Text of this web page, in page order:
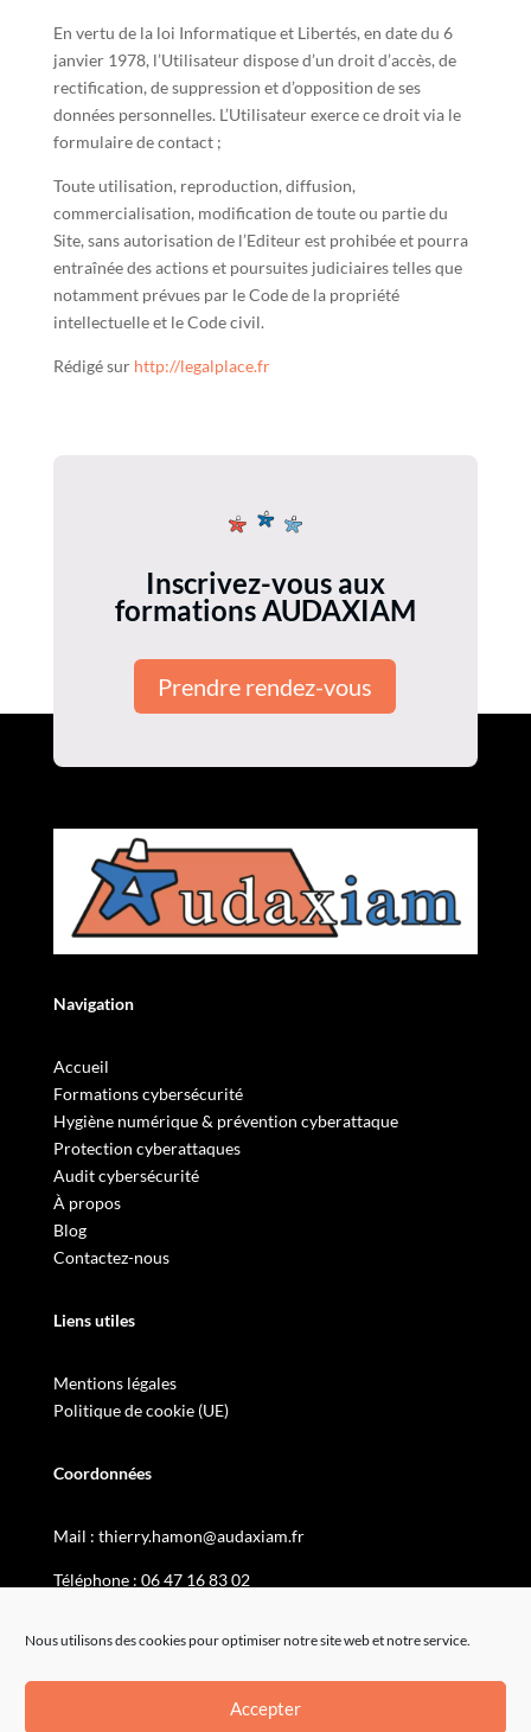
Nous utilisons des cookies pour optimiser notre site web et notre service.
Accepter
En vertu de la loi Informatique et Libertés, en date du 6
janvier 1978, l’Utilisateur dispose d’un droit d’accès, de
rectification, de suppression et d’opposition de ses
données personnelles. L’Utilisateur exerce ce droit via le
formulaire de contact ;
Toute utilisation, reproduction, diffusion,
commercialisation, modification de toute ou partie du
Site, sans autorisation de l’Editeur est prohibée et pourra
entraînée des actions et poursuites judiciaires telles que
notamment prévues par le Code de la propriété
intellectuelle et le Code civil.
Rédigé sur http://legalplace.fr
Inscrivez-vous aux
formations AUDAXIAM
Prendre rendez-vous
Navigation
Accueil
Formations cybersécurité
Hygiène numérique & prévention cyberattaque
Protection cyberattaques
Audit cybersécurité
À propos
Blog
Contactez-nous
Liens utiles
Mentions légales
Politique de cookie (UE)
Coordonnées
Mail : thierry.hamon@audaxiam.fr
Téléphone : 06 47 16 83 02